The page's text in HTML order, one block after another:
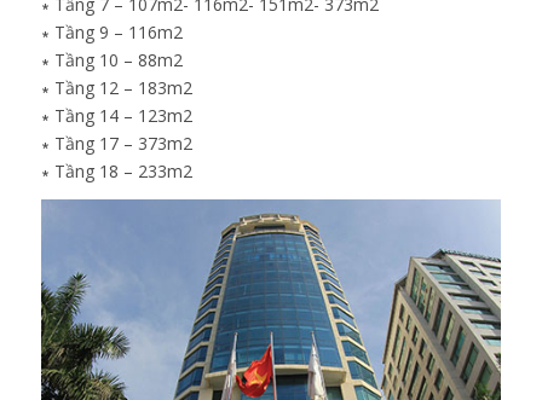
∗ Tầng 7 – 107m2- 116m2- 151m2- 373m2
∗ Tầng 9 – 116m2
∗ Tầng 10 – 88m2
∗ Tầng 12 – 183m2
∗ Tầng 14 – 123m2
∗ Tầng 17 – 373m2
∗ Tầng 18 – 233m2